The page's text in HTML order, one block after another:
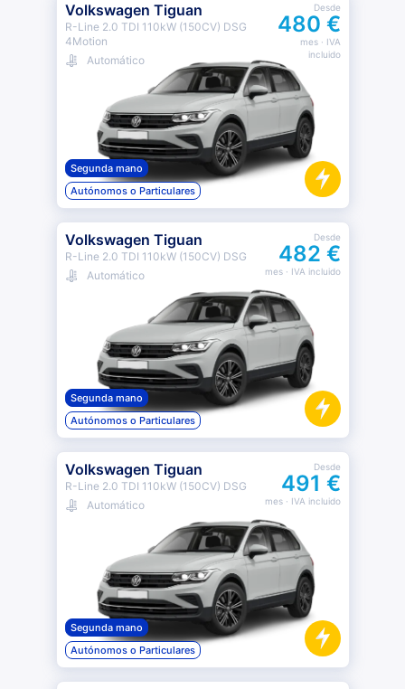
Volkswagen Tiguan
R-Line 2.0 TDI 110kW (150CV) DSG
4Motion
Automático
Desde
480 €
mes· IVA
incluido
Segunda mano
Autónomos o Particulares
Volkswagen Tiguan
R-Line 2.0 TDI 110kW (150CV) DSG
Automático
Desde
482 €
mes· IVA incluido
Segunda mano
Autónomos o Particulares
Volkswagen Tiguan
R-Line 2.0 TDI 110kW (150CV) DSG
Automático
Desde
491 €
mes· IVA incluido
Segunda mano
Autónomos o Particulares